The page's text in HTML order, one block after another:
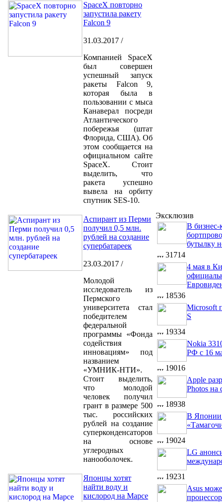
SpaceX повторно
запустила ракету
Falcon 9
31.03.2017 /
Компанией SpaceX
был совершен
успешный запуск
ракеты Falcon 9,
которая была в
пользовании с мыса
Канаверал посреди
Атлантического
побережья (штат
Флорида, США). Об
этом сообщается на
официальном сайте
SpaceX. Стоит
выделить, что
ракета успешно
вывела на орбиту
спутник SES-10.
Аспирант из Перми
получил 0,5 млн.
рублей на создание
супербатареек
23.03.2017 /
Молодой
исследователь из
Пермского
университета стал
победителем
федеральной
программы «Фонда
содействия
инновациям» под
названием
«УМНИК-НТИ».
Стоит выделить,
что молодой
человек получил
грант в размере 500
тыс. российских
рублей на создание
суперконденсаторов
на основе
углеродных
нанооболочек.
Японцы хотят
найти воду и
кислород на Марсе
Эксклюзив
В бизнес-
бутылку
31714
4 мая в
18536
Microsoft
S
19334
Nokia
РФ с 16
19016
Apple
Photos на
18938
В Японии
19024
LG
19231
Asus